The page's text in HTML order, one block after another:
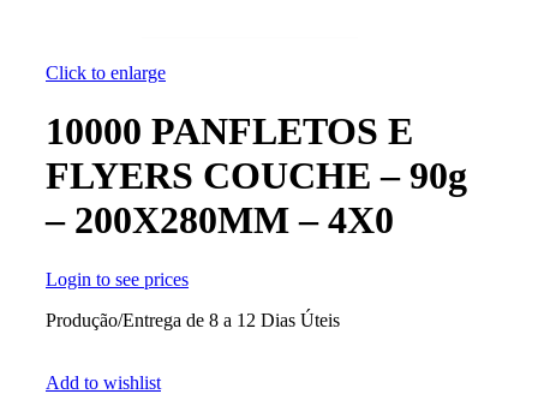
Click to enlarge
10000 PANFLETOS E
FLYERS COUCHE – 90g
– 200X280MM – 4X0
Login to see prices
Produção/Entrega de 8 a 12 Dias Úteis
Add to wishlist